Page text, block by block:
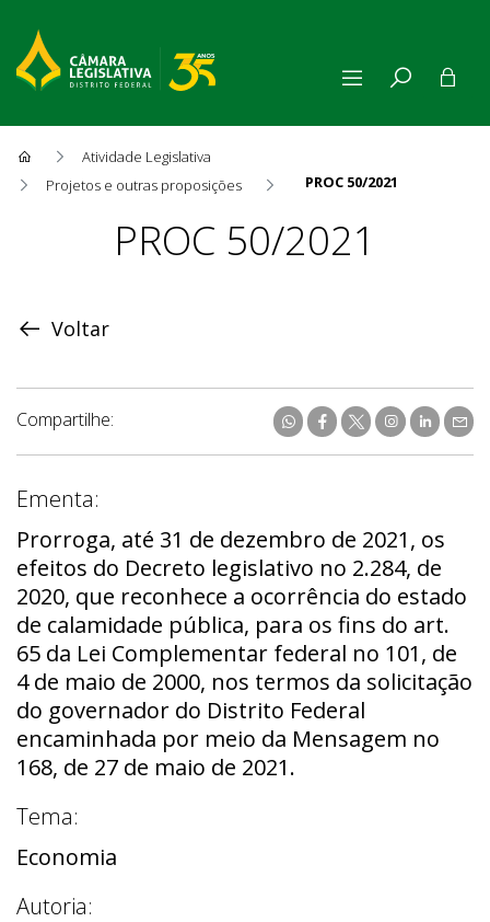
Atividade Legislativa
Projetos e outras proposições
PROC 50/2021
ProposiçãoPROC 50/2021
Voltar
Compartilhe:
Ementa:
Prorroga, até 31 de dezembro de 2021, os
efeitos do Decreto legislativo no 2.284, de
2020, que reconhece a ocorrência do estado
de calamidade pública, para os fins do art.
65 da Lei Complementar federal no 101, de
4 de maio de 2000, nos termos da solicitação
do governador do Distrito Federal
encaminhada por meio da Mensagem no
168, de 27 de maio de 2021.
Tema:
Economia
Autoria: